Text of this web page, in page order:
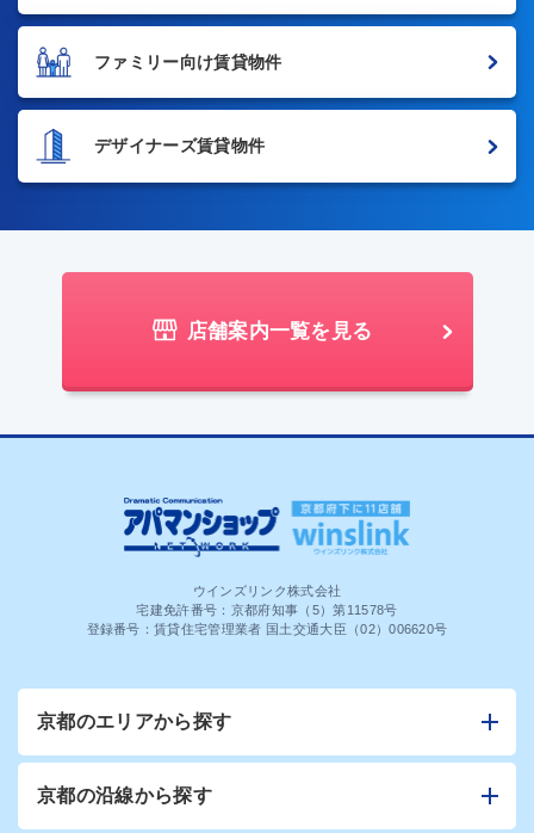
ファミリー向け賃貸物件
デザイナーズ賃貸物件
店舗案内一覧を見る
ウインズリンク株式会社
宅建免許番号：京都府知事（5）第11578号
登録番号：賃貸住宅管理業者 国土交通大臣（02）006620号
京都のエリアから探す
京都の沿線から探す